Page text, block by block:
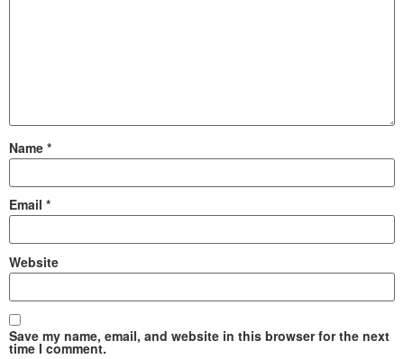
Name *
Email *
Website
Save my name, email, and website in this browser for the next
time I comment.